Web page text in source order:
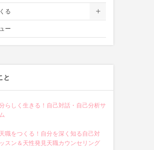
る
ー
と
らしく生きる！自己対話・自己分析サ
職をつくる！自分を深く知る自己対
スン＆天性発見天職カウンセリング